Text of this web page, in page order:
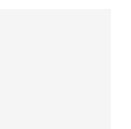
dengan